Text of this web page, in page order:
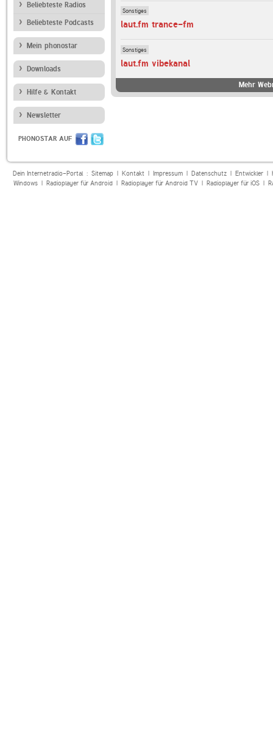
Beliebteste Radios
Beliebteste Podcasts
Mein phonostar
Downloads
Hilfe & Kontakt
Newsletter
PHONOSTAR AUF
Sonstiges
laut.fm trance-fm
Sonstiges
laut.fm vibekanal
Mehr
Dein Internetradio-Portal : Sitemap| Kontakt| Impressum| Datenschutz| Entwickler|
Windows| Radioplayer für Android| Radioplayer für Android TV| Radioplayer für iOS|